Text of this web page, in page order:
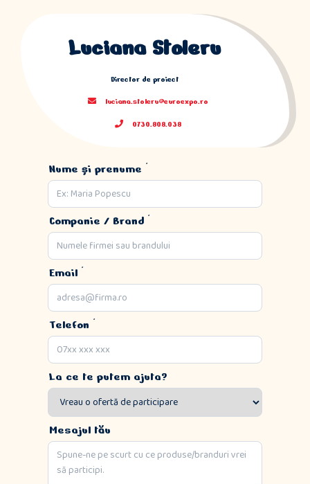
Nume și prenume *
Companie / Brand *
Email *
Telefon *
La ce te putem ajuta?
Mesajul tău
Luciana Stoleru
Director de proiect
luciana.stoleru@euroexpo.ro
0730.808.038